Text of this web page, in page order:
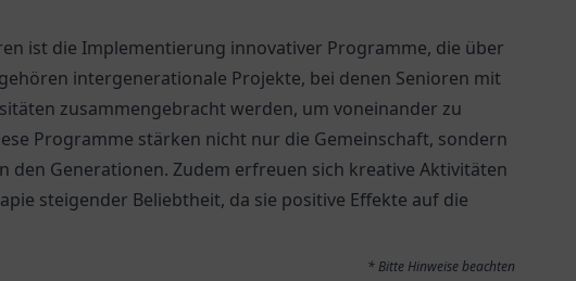
ist die Implementierung innovativer Programme, die über
intergenerationale Projekte, bei denen Senioren mit
zusammengebracht werden, um voneinander zu
Programme stärken nicht nur die Gemeinschaft, sondern
den Generationen. Zudem erfreuen sich kreative Aktivitäten
steigender Beliebtheit, da sie positive Effekte auf die
* Bitte Hinweise beachten